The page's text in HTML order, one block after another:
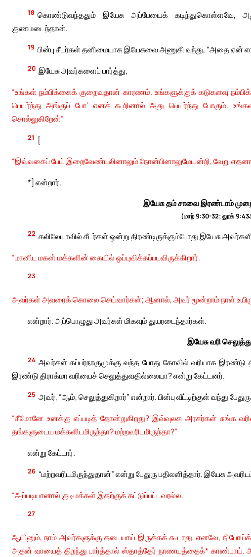
18 கொண்டுவந்ததும் இயேசு அப்பேயைக் கடிந்துகொள்ளவே,
குணமடைந்தான்.
19 பின்பு சீடர்கள் தனிமையாக இயேசுவை அணுகி வந்து, “அதை ஏன்
20 இயேசு அவர்களைப் பார்த்து,
“உங்கள் நம்பிக்கைக் குறைவுதான் காரணம். உங்களுக்குக் கடுகளவு
பெயர்ந்து அங்குப் போ’ எனக் கூறினால் அது பெயர்ந்து போகும்.
சொல்லுகிறேன்”
21
[
“இவ்வகைப் பேய் இறைவேண்டலினாலும் நோன்பினாலுமேயன்றி, வேறு
*] என்றார்.
இயேசு தம் சாவை இரண்டாம்
(மாற் 9:30-32; லூக்
22 கலிலேயாவில் சீடர்கள் ஒன்று திரண்டிருக்கும்போது இயேசு
“மானிட மகன் மக்களின் கையில் ஒப்புவிக்கப்படவிருக்கிறார்.
23
அவர்கள் அவரைக் கொலை செய்வார்கள்; ஆனால், அவர் மூன்றாம் நாள்
என்றார். அப்பொழுது அவர்கள் மிகவும் துயரடைந்தார்கள்.
இயேசு வரி
24 அவர்கள் கப்பர்நாகுமுக்கு வந்த போது கோவில் வரியாக இரண்டு
இரண்டு திராக்மா வரியைச் செலுத்துவதில்லையா? என்று கேட்டனர்.
25 அவர், “ஆம், செலுத்துகிறார்” என்றார். பின்பு வீட்டிற்குள் வந்து
“சீமோனே உனக்கு எப்படித் தோன்றுகிறது? இவ்வுலக அரசர்கள் சுங்க
தங்களுடைய மக்களிடமிருந்தா? மற்றவரிடமிருந்தா?”
என்று கேட்டார்.
26 “மற்றவரிடமிருந்துதான்” என்று பேதுரு பதிலளித்தார். இயேசு
“அப்படியானால் குடிமக்கள் இதற்குக் கட்டுப்பட்டவரல்ல.
27
ஆயினும், நாம் அவர்களுக்கு தடையாய் இருக்கக் கூடாது. எனவே, நீ
அதன் வாயைத் திறந்து பார்த்தால் ஸ்தாத்தேர் நாணயத்தைக்* காண்பாய்.